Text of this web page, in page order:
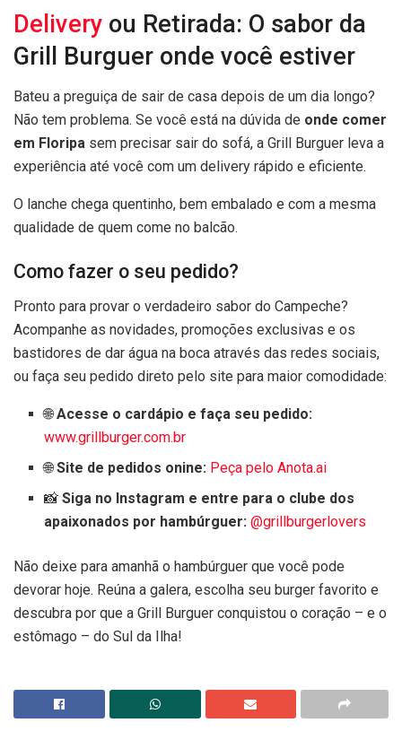
Delivery ou Retirada: O sabor da
Grill Burguer onde você estiver
Bateu a preguiça de sair de casa depois de um dia longo?
Não tem problema. Se você está na dúvida de onde comer
em Floripa sem precisar sair do sofá, a Grill Burguer leva a
experiência até você com um delivery rápido e eficiente.
O lanche chega quentinho, bem embalado e com a mesma
qualidade de quem come no balcão.
Como fazer o seu pedido?
Pronto para provar o verdadeiro sabor do Campeche?
Acompanhe as novidades, promoções exclusivas e os
bastidores de dar água na boca através das redes sociais,
ou faça seu pedido direto pelo site para maior comodidade:
🌐Acesse o cardápio e faça seu pedido:
www.grillburger.com.br
🌐Site de pedidos onine: Peça pelo Anota.ai
📸Siga no Instagram e entre para o clube dos
apaixonados por hambúrguer: @grillburgerlovers
Não deixe para amanhã o hambúrguer que você pode
devorar hoje. Reúna a galera, escolha seu burger favorito e
descubra por que a Grill Burguer conquistou o coração – e o
estômago – do Sul da Ilha!